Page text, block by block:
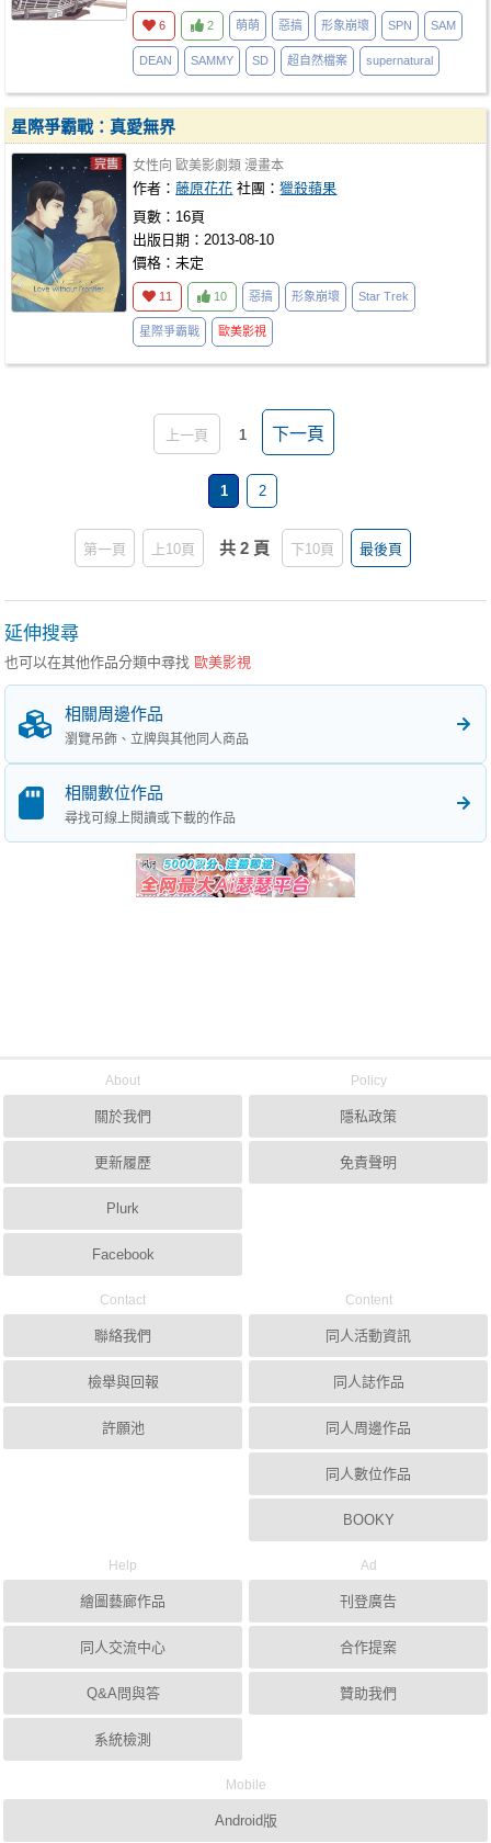
6 2 萌萌 惡搞 形象崩壞 SPN SAM
DEAN SAMMY SD 超自然檔案 supernatural
星際爭霸戰：真愛無界
女性向 歐美影劇類 漫畫本
作者：藤原花花 社團：獵殺蘋果
頁數：16頁
出版日期：2013-08-10
價格：未定
11 10 惡搞 形象崩壞 Star Trek
星際爭霸戰 歐美影視
上一頁 1 下一頁
1 2
第一頁 上10頁 共 2 頁 下10頁 最後頁
延伸搜尋
也可以在其他作品分類中尋找歐美影視
相關周邊作品
瀏覽吊飾、立牌與其他同人商品
相關數位作品
尋找可線上閱讀或下載的作品
About
關於我們
更新履歷
Plurk
Facebook
Policy
隱私政策
免責聲明
Contact
聯絡我們
檢舉與回報
許願池
Content
同人活動資訊
同人誌作品
同人周邊作品
同人數位作品
BOOKY
Help
繪圖藝廊作品
同人交流中心
Q&A問與答
系統檢測
Ad
刊登廣告
合作提案
贊助我們
Mobile
Android版